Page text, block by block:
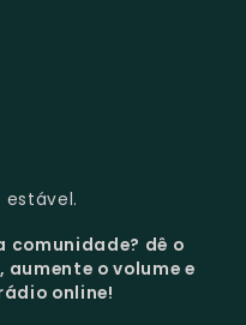
estável.
comunidade? dê o
o volume e
online!